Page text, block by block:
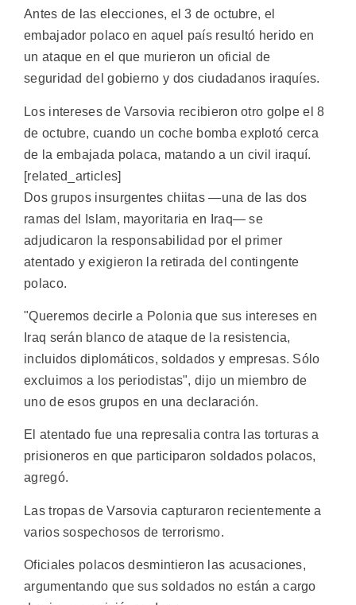
Antes de las elecciones, el 3 de octubre, el
embajador polaco en aquel país resultó herido en
un ataque en el que murieron un oficial de
seguridad del gobierno y dos ciudadanos iraquíes.
Los intereses de Varsovia recibieron otro golpe el 8
de octubre, cuando un coche bomba explotó cerca
de la embajada polaca, matando a un civil iraquí.
[related_articles]
Dos grupos insurgentes chiitas —una de las dos
ramas del Islam, mayoritaria en Iraq— se
adjudicaron la responsabilidad por el primer
atentado y exigieron la retirada del contingente
polaco.
"Queremos decirle a Polonia que sus intereses en
Iraq serán blanco de ataque de la resistencia,
incluidos diplomáticos, soldados y empresas. Sólo
excluimos a los periodistas", dijo un miembro de
uno de esos grupos en una declaración.
El atentado fue una represalia contra las torturas a
prisioneros en que participaron soldados polacos,
agregó.
Las tropas de Varsovia capturaron recientemente a
varios sospechosos de terrorismo.
Oficiales polacos desmintieron las acusaciones,
argumentando que sus soldados no están a cargo